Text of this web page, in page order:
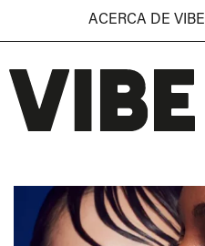
ACERCA DE VIBE